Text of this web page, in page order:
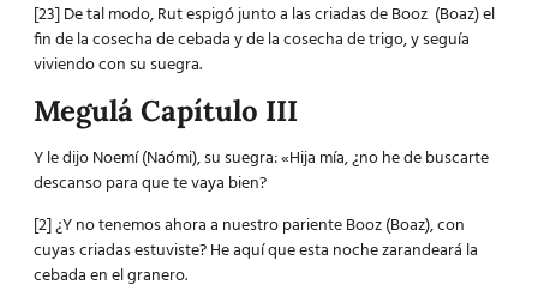
[23] De tal modo, Rut espigó junto a las criadas de Booz (Boaz) el
fin de la cosecha de cebada y de la cosecha de trigo, y seguía
viviendo con su suegra.
Megulá Capítulo III
Y le dijo Noemí (Naómi), su suegra: «Hija mía, ¿no he de buscarte
descanso para que te vaya bien?
[2] ¿Y no tenemos ahora a nuestro pariente Booz (Boaz), con
cuyas criadas estuviste? He aquí que esta noche zarandeará la
cebada en el granero.